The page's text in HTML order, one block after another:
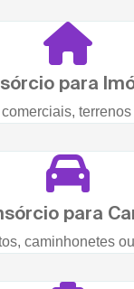
para
para
caminhonetes